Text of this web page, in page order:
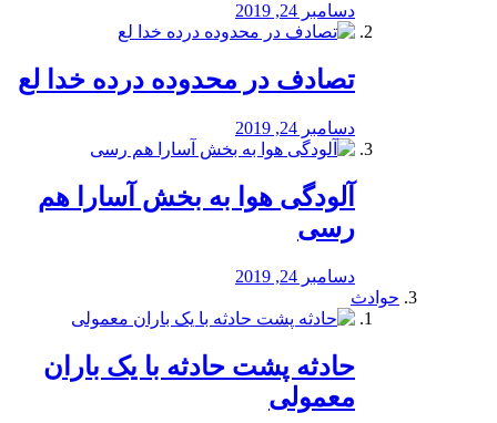
دسامبر 24, 2019
تصادف در محدوده درده خدا لع
دسامبر 24, 2019
آلودگی هوا به بخش آسارا هم
رسی
دسامبر 24, 2019
حوادث
️حادثه پشت حادثه با یک باران
معمولی